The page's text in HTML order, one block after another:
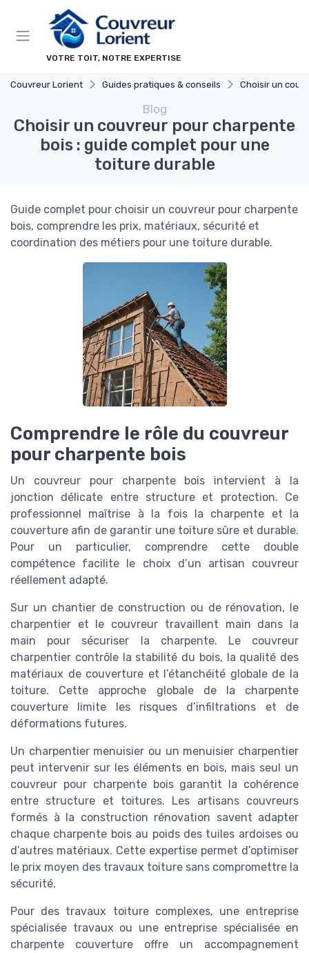
VOTRE TOIT, NOTRE EXPERTISE
Couvreur Lorient Guides pratiques & conseils Choisir un
Blog
Choisir un couvreur pour charpente
bois : guide complet pour une
toiture durable
Guide complet pour choisir un couvreur pour charpente
bois, comprendre les prix, matériaux, sécurité et
coordination des métiers pour une toiture durable.
Comprendre le rôle du couvreur
pour charpente bois
Un couvreur pour charpente bois intervient à la
jonction délicate entre structure et protection. Ce
professionnel maîtrise à la fois la charpente et la
couverture afin de garantir une toiture sûre et durable.
Pour un particulier, comprendre cette double
compétence facilite le choix d’un artisan couvreur
réellement adapté.
Sur un chantier de construction ou de rénovation, le
charpentier et le couvreur travaillent main dans la
main pour sécuriser la charpente. Le couvreur
charpentier contrôle la stabilité du bois, la qualité des
matériaux de couverture et l’étanchéité globale de la
toiture. Cette approche globale de la charpente
couverture limite les risques d’infiltrations et de
déformations futures.
Un charpentier menuisier ou un menuisier charpentier
peut intervenir sur les éléments en bois, mais seul un
couvreur pour charpente bois garantit la cohérence
entre structure et toitures. Les artisans couvreurs
formés à la construction rénovation savent adapter
chaque charpente bois au poids des tuiles ardoises ou
d’autres matériaux. Cette expertise permet d’optimiser
le prix moyen des travaux toiture sans compromettre la
sécurité.
Pour des travaux toiture complexes, une entreprise
spécialisée travaux ou une entreprise spécialisée en
charpente couverture offre un accompagnement
Panneau de gestion des cookies